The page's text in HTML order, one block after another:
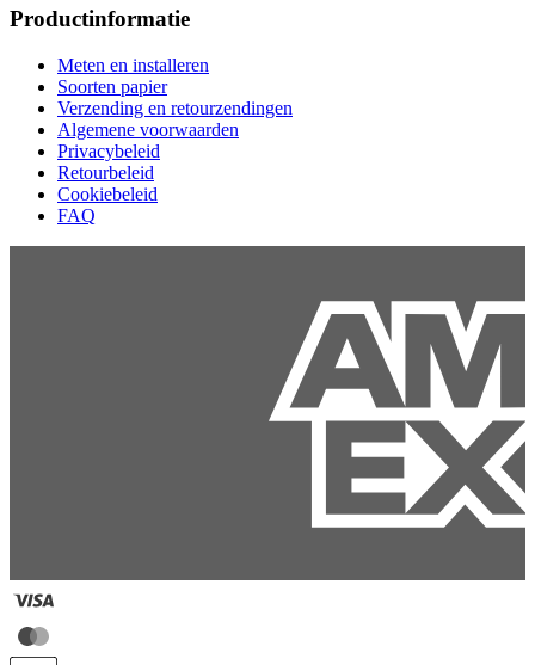
Productinformatie
Meten en installeren
Soorten papier
Verzending en retourzendingen
Algemene voorwaarden
Privacybeleid
Retourbeleid
Cookiebeleid
FAQ